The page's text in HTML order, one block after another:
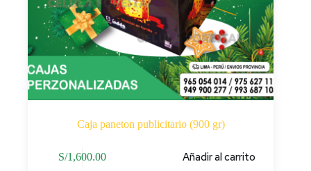
Caja paneton publicitario (900 gr)
S/1,600.00 Añadir al carrito